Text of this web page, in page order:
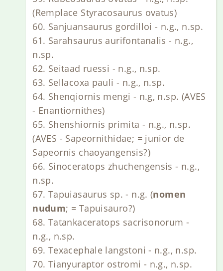
(Remplace Styracosaurus ovatus)
60. Sanjuansaurus gordilloi - n.g., n.sp.
61. Sarahsaurus aurifontanalis - n.g.,
n.sp.
62. Seitaad ruessi - n.g., n.sp.
63. Sellacoxa pauli - n.g., n.sp.
64. Shenqiornis mengi - n.g, n.sp. (AVES
- Enantiornithes)
65. Shenshiornis primita - n.g., n.sp.
(AVES - Sapeornithidae; = junior de
Sapeornis chaoyangensis?)
66. Sinoceratops zhuchengensis - n.g.,
n.sp.
67. Tapuiasaurus sp. - n.g. (nomen
nudum; = Tapuisauro?)
68. Tatankaceratops sacrisonorum -
n.g., n.sp.
69. Texacephale langstoni - n.g., n.sp.
70. Tianyuraptor ostromi - n.g., n.sp.